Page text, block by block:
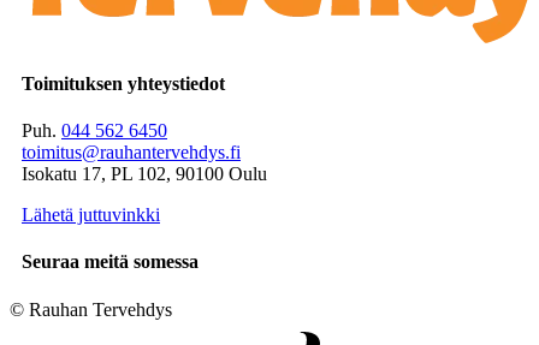
Toimituksen yhteystiedot
Puh. 044 562 6450
toimitus@rauhantervehdys.fi
Isokatu 17, PL 102, 90100 Oulu
Lähetä juttuvinkki
Seuraa meitä somessa
© Rauhan Tervehdys